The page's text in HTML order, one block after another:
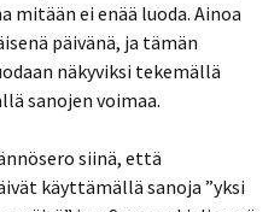
mitään ei enää luoda. Ainoa
päivänä, ja tämän
näkyviksi tekemällä
sanojen voimaa.
siinä, että
käyttämällä sanoja ”yksi